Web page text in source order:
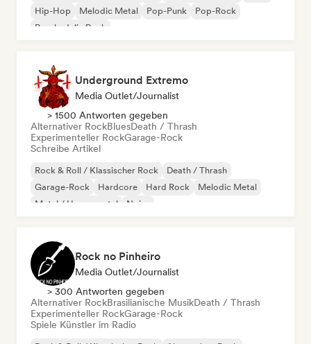
Hip-Hop
Melodic Metal Pop-Punk
Pop-Rock
Psychedelic Rock
Underground Extremo
Media Outlet/Journalist
> 1500 Antworten gegeben
Alternativer RockBluesDeath / Thrash
Experimenteller RockGarage-Rock
Schreibe Artikel
Rock & Roll / Klassischer Rock
Death / Thrash
Garage-Rock
Hardcore Hard Rock
Melodic Metal
Metal / Heavy metal
Noise
Rock no Pinheiro
Media Outlet/Journalist
> 300 Antworten gegeben
Alternativer RockBrasilianische MusikDeath / Thrash
Experimenteller RockGarage-Rock
Spiele Künstler im Radio